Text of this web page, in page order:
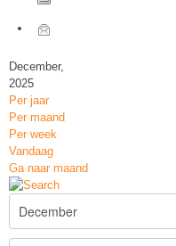
December,
2025
Per jaar
Per maand
Per week
Vandaag
Ga naar maand